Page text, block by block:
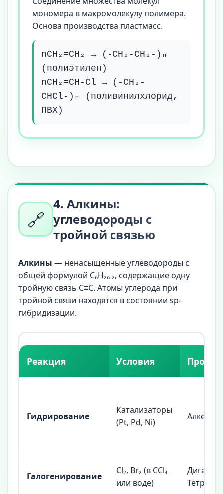
мономера в макромолекулу полимера.
Основа производства пластмасс.
nCH₂=CH₂ → (-CH₂-CH₂-)ₙ
(полиэтилен)
nCH₂=CH-Cl → (-CH₂-
CHCl-)ₙ (поливинилхлорид,
ПВХ)
🔗
4. Алкины:
углеводороды с
тройной связью
Алкины — ненасыщенные углеводороды с
общей формулой CₙH₂ₙ₋₂, содержащие одну
тройную связь C≡C. Атомы углерода при
тройной связи находятся в состоянии sp-
гибридизации.
Реакция Условия
Гидрирование
Катализаторы
(Pt, Pd, Ni)
Алкены
Галогенирование
Cl₂, Br₂ (в CCl₄
или воде)